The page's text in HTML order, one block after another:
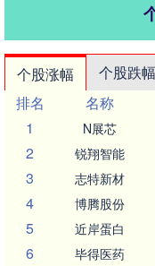
个股涨幅 个股跌幅
排名
名称
1
N展芯
2 锐翔智能
3 志特新材
4 博腾股份
5 近岸蛋白
6 毕得医药